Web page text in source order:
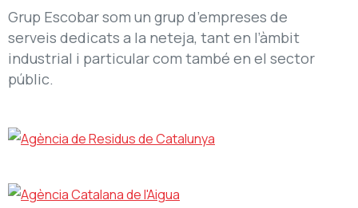
Grup Escobar som un grup d’empreses de
serveis dedicats a la neteja, tant en l’àmbit
industrial i particular com també en el sector
públic.